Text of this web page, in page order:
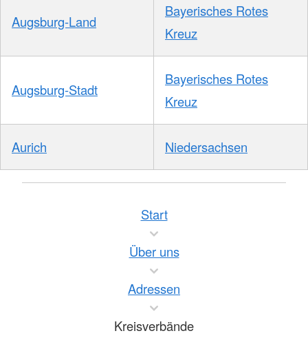
Augsburg-Land
Bayerisches Rotes
Kreuz
Augsburg-Stadt
Bayerisches Rotes
Kreuz
Aurich Niedersachsen
Start
Über uns
Adressen
Kreisverbände